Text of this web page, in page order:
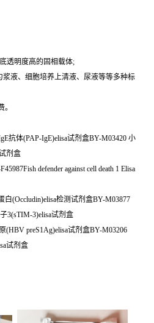
透明度高的固相载体;
浆液、细胞培养上清液、尿液等等多种标
抗体(PAP-IgE)elisa试剂盒BY-M03420 小
剂盒
defender against cell death 1 Elisa
白(Occludin)elisa检测试剂盒BY-M03877
3(sTIM-3)elisa试剂盒
(HBV preS1Ag)elisa试剂盒BY-M03206
试剂盒